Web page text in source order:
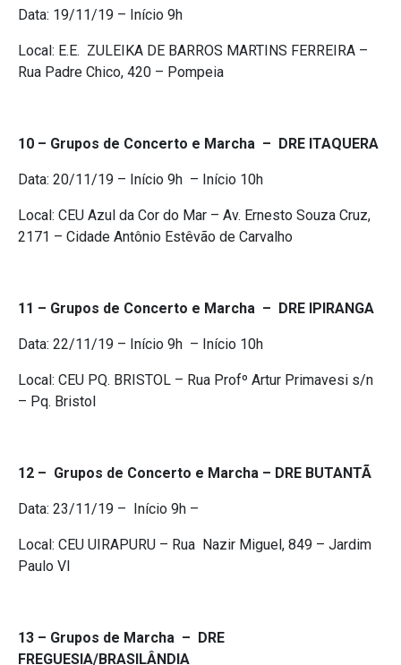
Data: ​19/11/19​ – Início 9h
Local: E.E. ZULEIKA DE BARROS MARTINS FERREIRA –
Rua Padre Chico, 420 – Pompeia
10 – Grupos de Concerto e Marcha – DRE ITAQUERA
Data: ​20/11/19​ – Início 9h – Início 10h
Local: CEU Azul da Cor do Mar – ​Av. Ernesto Souza Cruz,
2171 – Cidade Antônio Estêvão de Carvalho
11 – Grupos de Concerto e Marcha – DRE IPIRANGA
Data: ​22/11/19​ – Início 9h – Início 10h
Local: CEU PQ. BRISTOL – Rua Profº Artur Primavesi s/n
– Pq. Bristol
12 – Grupos de Concerto e Marcha – DRE BUTANTÃ
Data: ​23/11/19​ – Início 9h –
Local: CEU UIRAPURU – Rua Nazir Miguel, 849 – Jardim
Paulo VI
13 – Grupos de Marcha – DRE
FREGUESIA/BRASILÂNDIA